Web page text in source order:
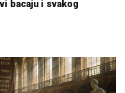
bacaju i svakog